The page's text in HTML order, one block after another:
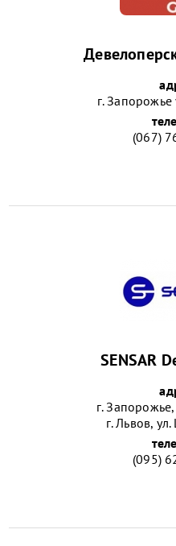
г. Запорожье
(067)
SENSAR
г.
г. Львов,
(095)